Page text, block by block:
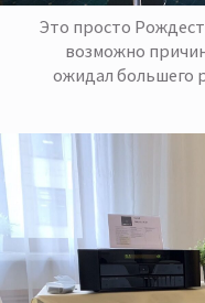
Это просто
возможно
ожидал большего